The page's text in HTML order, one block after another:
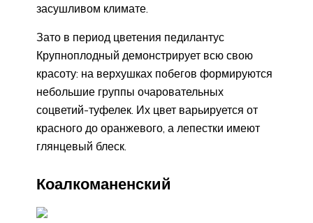
засушливом климате.
Зато в период цветения педилантус
Крупноплодный демонстрирует всю свою
красоту: на верхушках побегов формируются
небольшие группы очаровательных
соцветий-туфелек. Их цвет варьируется от
красного до оранжевого, а лепестки имеют
глянцевый блеск.
Коалкоманенский